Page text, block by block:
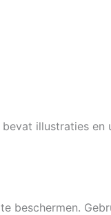
illustraties en
beschermen.